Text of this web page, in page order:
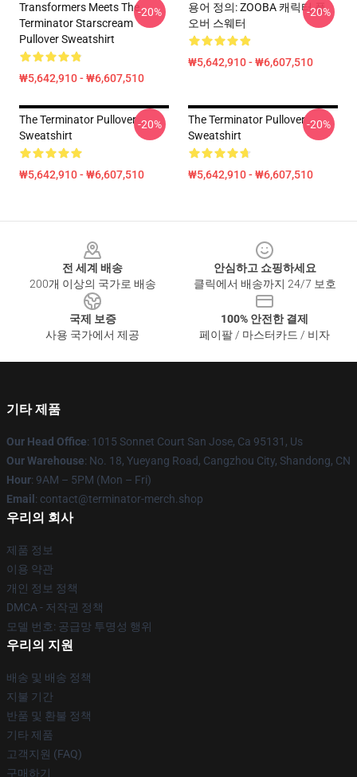
Transformers Meets The
Terminator Starscream
Pullover Sweatshirt
₩5,642,910 - ₩6,607,510
-20%
용어 정의: ZOOBA 캐릭터 풀
오버 스웨터
₩5,642,910 - ₩6,607,510
-20%
The Terminator Pullover
Sweatshirt
₩5,642,910 - ₩6,607,510
-20%
The Terminator Pullover
Sweatshirt
₩5,642,910 - ₩6,607,510
-20%
전 세계 배송
200개 이상의 국가로 배송
안심하고 쇼핑하세요
클릭에서 배송까지 24/7 보호
국제 보증
사용 국가에서 제공
100% 안전한 결제
페이팔 / 마스터카드 / 비자
기타 제품
Our Head Office: 1015 Sonnet Court San Jose, Ca 95131, Us
Our Warehouse: No. 18, Yueyang Road, Cangzhou City, Shandong, CN
Hour: 9AM – 5PM (Mon – Fri)
Email : contact@terminator-merch.shop
우리의 회사
제품 정보
이용 약관
개인 정보 정책
DMCA - 저작권 정책
모델 번호: 공급망 투명성 행위
우리의 지원
배송 및 배송 정책
지불 기간
반품 및 환불 정책
기타 제품
고객지원 (FAQ)
구매하기